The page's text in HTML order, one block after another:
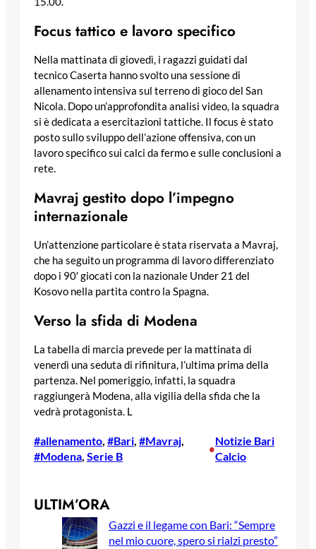
Focus tattico e lavoro specifico
Nella mattinata di giovedì, i ragazzi guidati dal
tecnico Caserta hanno svolto una sessione di
allenamento intensiva sul terreno di gioco del San
Nicola. Dopo un’approfondita analisi video, la squadra
si è dedicata a esercitazioni tattiche. Il focus è stato
posto sullo sviluppo dell’azione offensiva, con un
lavoro specifico sui calci da fermo e sulle conclusioni a
rete.
Mavraj gestito dopo l’impegno
internazionale
Un’attenzione particolare è stata riservata a Mavraj,
che ha seguito un programma di lavoro differenziato
dopo i 90′ giocati con la nazionale Under 21 del
Kosovo nella partita contro la Spagna.
Verso la sfida di Modena
La tabella di marcia prevede per la mattinata di
venerdì una seduta di rifinitura, l’ultima prima della
partenza. Nel pomeriggio, infatti, la squadra
raggiungerà Modena, alla vigilia della sfida che la
vedrà protagonista. L
#allenamento #Bari #Mavraj
#Modena Serie B
•
Notizie Bari
Calcio
ULTIM’ORA
Gazzi e il legame con Bari: “Sempre
nel mio cuore, spero si rialzi presto”